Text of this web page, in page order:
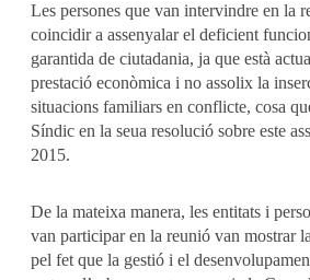
Les persones que van intervindre en la
coincidir a assenyalar el deficient
garantida de ciutadania, ja que està
prestació econòmica i no assolix la
situacions familiars en conflicte, cosa
Síndic en la seua resolució sobre este
2015.
De la mateixa manera, les entitats i
van participar en la reunió van mostrar
pel fet que la gestió i el